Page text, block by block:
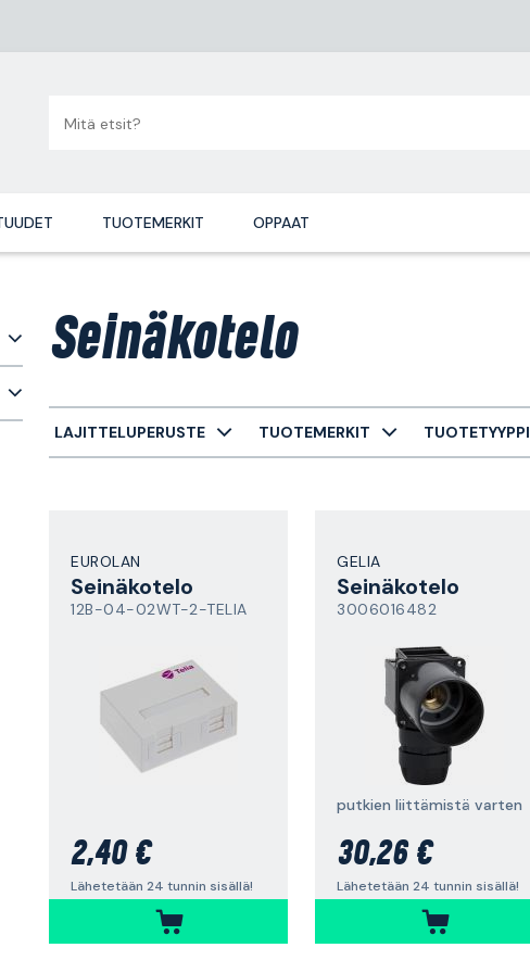
TUOTEMERKIT OPPAAT
Seinäkotelo
LAJITTELUPERUSTE TUOTEMERKIT TUOTETYYPPI
EUROLAN
Seinäkotelo
12B-04-02WT-2-TELIA
2,40 €
Lähetetään 24 tunnin sisällä!
GELIA
Seinäkotelo
3006016482
putkien liittämistä varten
30,26 €
Lähetetään 24 tunnin sisällä!